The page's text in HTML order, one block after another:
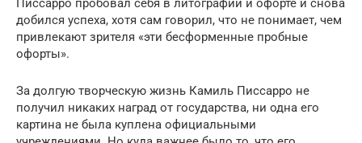
Писсарро пробовал себя в литографии и офорте и снова
добился успеха, хотя сам говорил, что не понимает, чем
привлекают зрителя «эти бесформенные пробные
офорты».
За долгую творческую жизнь Камиль Писсарро не
получил никаких наград от государства, ни одна его
картина не была куплена официальными